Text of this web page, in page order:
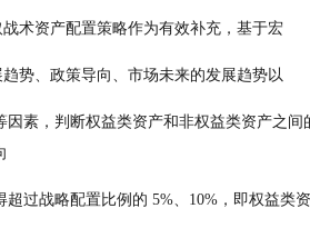
基金会采取战术资产配置策略作为有效补充，基于宏
观经济发展趋势、政策导向、市场未来的发展趋势以
因素，判断权益类资产和非权益类资产之
过战略配置比例的 5%、10%，即权益类